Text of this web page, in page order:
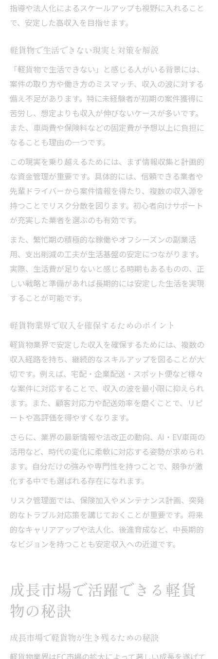
指導や法人化によるスケールアップも視野に入れること
で、安定した高収入を目指せます。
軽貨物で生活できない現実と対策を解説
「軽貨物で生活できない」と感じる人がいる背景には、
案件の取り方や働き方のミスマッチ、収入の波に対する
備え不足があります。特に未経験者が初期の案件獲得に
苦労し、想定よりも収入が伸びないケースが多いです。
また、車両費や保険料などの固定費が予想以上に負担に
なることも理由の一つです。
この現実を乗り越えるためには、まず情報収集と計画的
な資金管理が重要です。具体的には、信頼できる業者や
先輩ドライバーから案件情報を得たり、複数の収入源を
持つことでリスク分散を図ります。初心者向けサポート
が充実した業者を選ぶのも有効です。
また、繁忙期の積極的な稼働やオフシーズンの副業活
用、支出削減の工夫が生活基盤の安定につながります。
実際、生活費が足りないと感じる時期もあるものの、正
しい戦略と準備があれば長期的には安定した生活を実現
することが可能です。
軽貨物業界で収入を確保するためのポイント
軽貨物業界で安定した収入を確保するためには、複数の
収入経路を持ち、継続的なスキルアップを図ることが大
切です。例えば、宅配・企業配送・スポット便など様々
な案件に対応することで、収入の波を最小限に抑えられ
ます。また、顧客対応力や配送効率を磨くことで、リピ
ートや高評価を得やすくなります。
さらに、業界の最新情報や法改正の動向、AI・EV車両の
活用など、時代の変化に柔軟に対応する姿勢が求められ
ます。自分だけの強みや専門性を持つことで、競争が激
化する中でも選ばれる存在になれます。
リスク管理面では、保険加入やメンテナンス計画、突発
的なトラブル対応策を講じておくことが重要です。将来
的なキャリアアップや法人化、後進育成など、中長期的
なビジョンを持つことも安定収入への近道です。
成長市場で活躍できる軽貨
物の秘訣
成長市場で軽貨物が生き残るための秘訣
軽貨物業界はEC市場の拡大によって著しい成長を遂げて